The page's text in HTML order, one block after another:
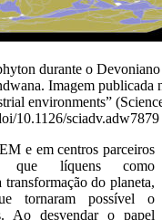
durante o
Imagem publicada
environments”
10.1126/sciadv.adw7879
e em centros parceiros
que líquens como
transformação do planeta,
tornaram possível o
Ao desvendar o papel